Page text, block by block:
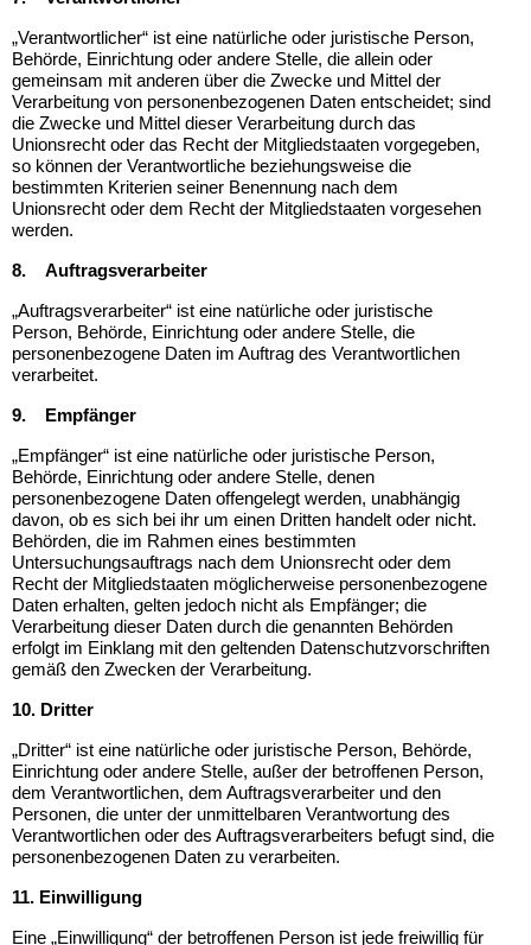
„Verantwortlicher“ ist eine natürliche oder juristische Person,
Behörde, Einrichtung oder andere Stelle, die allein oder
gemeinsam mit anderen über die Zwecke und Mittel der
Verarbeitung von personenbezogenen Daten entscheidet; sind
die Zwecke und Mittel dieser Verarbeitung durch das
Unionsrecht oder das Recht der Mitgliedstaaten vorgegeben,
so können der Verantwortliche beziehungsweise die
bestimmten Kriterien seiner Benennung nach dem
Unionsrecht oder dem Recht der Mitgliedstaaten vorgesehen
werden.
8. Auftragsverarbeiter
„Auftragsverarbeiter“ ist eine natürliche oder juristische
Person, Behörde, Einrichtung oder andere Stelle, die
personenbezogene Daten im Auftrag des Verantwortlichen
verarbeitet.
9. Empfänger
„Empfänger“ ist eine natürliche oder juristische Person,
Behörde, Einrichtung oder andere Stelle, denen
personenbezogene Daten offengelegt werden, unabhängig
davon, ob es sich bei ihr um einen Dritten handelt oder nicht.
Behörden, die im Rahmen eines bestimmten
Untersuchungsauftrags nach dem Unionsrecht oder dem
Recht der Mitgliedstaaten möglicherweise personenbezogene
Daten erhalten, gelten jedoch nicht als Empfänger; die
Verarbeitung dieser Daten durch die genannten Behörden
erfolgt im Einklang mit den geltenden Datenschutzvorschriften
gemäß den Zwecken der Verarbeitung.
10. Dritter
„Dritter“ ist eine natürliche oder juristische Person, Behörde,
Einrichtung oder andere Stelle, außer der betroffenen Person,
dem Verantwortlichen, dem Auftragsverarbeiter und den
Personen, die unter der unmittelbaren Verantwortung des
Verantwortlichen oder des Auftragsverarbeiters befugt sind, die
personenbezogenen Daten zu verarbeiten.
11. Einwilligung
Eine „Einwilligung“ der betroffenen Person ist jede freiwillig für